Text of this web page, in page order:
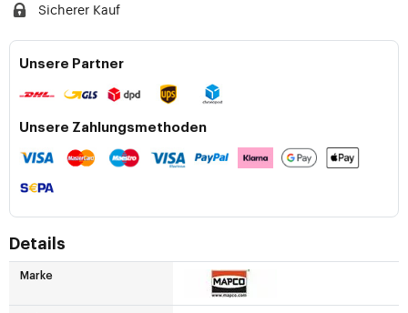
Sicherer Kauf
Unsere Partner
Unsere Zahlungsmethoden
Details
Marke